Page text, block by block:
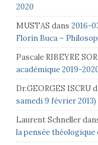
2020
MUSTAS dans 2016-
Florin Buca –
Pascale RIBEYRE
académique 2019-
Dr.GEORGES ISCRU
samedi 9 février 2013)
Laurent Schneller
la pensée